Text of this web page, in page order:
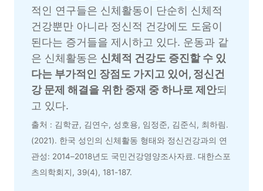
적인 연구들은 신체활동이 단순히 신체적
건강뿐만 아니라 정신적 건강에도 도움이
된다는 증거들을 제시하고 있다. 운동과 같
은 신체활동은 신체적 건강도 증진할 수 있
다는 부가적인 장점도 가지고 있어, 정신건
강 문제 해결을 위한 중재 중 하나로 제안되
고 있다.
출처 : 김학균, 김연수, 성호용, 임정준, 김준식, 최하림.
(2021). 한국 성인의 신체활동 형태와 정신건강과의 연
관성: 2014–2018년도 국민건강영양조사자료. 대한스포
츠의학회지, 39(4), 181-187.